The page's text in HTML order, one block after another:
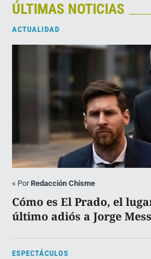
ÚLTIMAS NOTICIAS
ACTUALIDAD
« PorRedacción Chisme
Cómo es El Prado, el
último adiós a Jorge
ESPECTÁCULOS